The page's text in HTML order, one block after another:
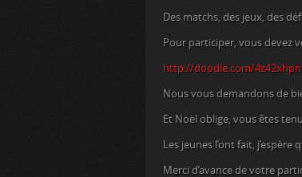
Des matchs, des jeux, des
Pour participer, vous devez
http://doodle.com/
Nous vous demandons de
Et Noël oblige, vous êtes
Les jeunes l’ont fait,
Merci d’avance de votre